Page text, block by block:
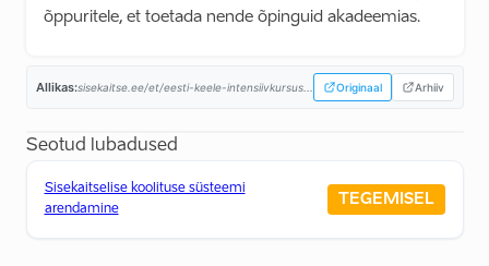
õppuritele, et toetada nende õpinguid akadeemias.
Allikas:sisekaitse.ee/et/eesti-keele-intensiivkursus... Originaal Arhiiv
Seotud lubadused
Sisekaitselise koolituse süsteemi
arendamine
TEGEMISEL